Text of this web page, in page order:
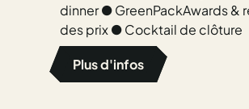
dinner ● GreenPackAwards &
des prix ● Cocktail de clôture
Plus d'infos